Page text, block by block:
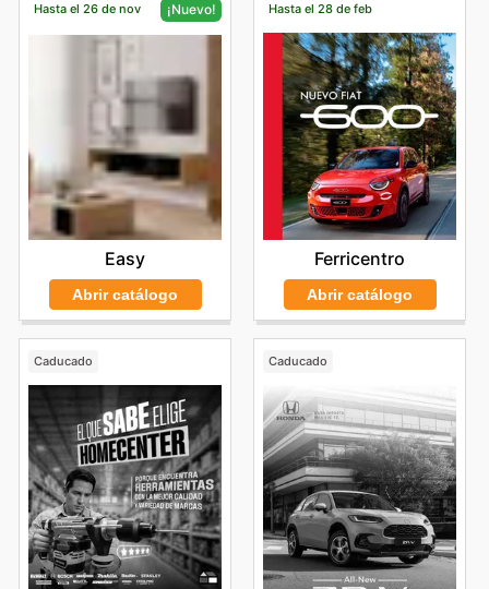
Hasta el 26 de nov ¡Nuevo!
Easy
Abrir catálogo
Hasta el 28 de feb
Ferricentro
Abrir catálogo
Caducado Caducado